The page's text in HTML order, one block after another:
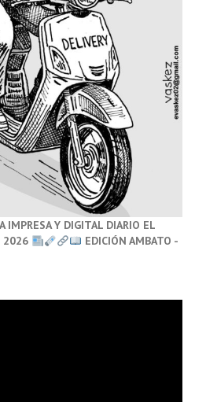
IMPRESA Y DIGITAL DIARIO EL
2026
EDICIÓN AMBATO -